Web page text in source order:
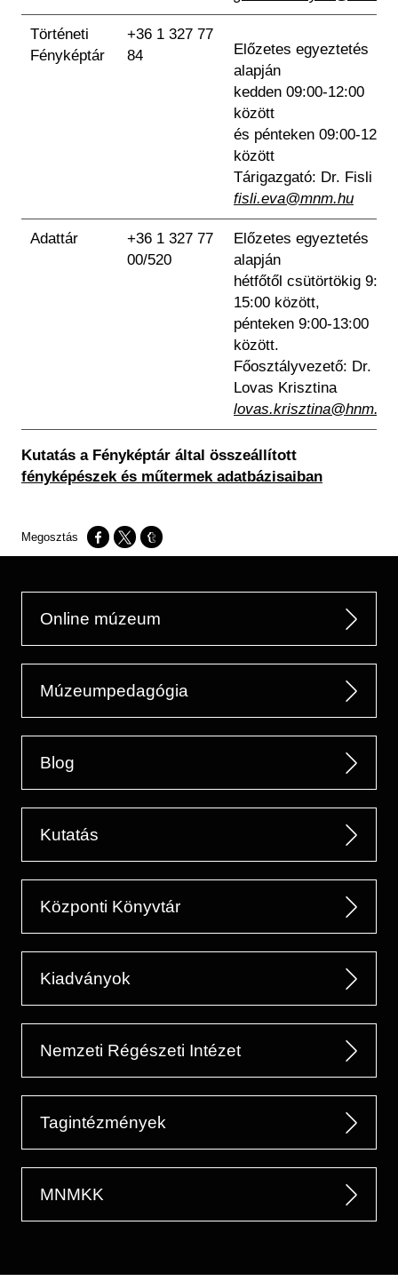
Történeti
Fényképtár
+36 1 327 77
84
Előzetes egyeztetés
alapján
kedden 09:00-12:00
között
és pénteken 09:00-12:00
között
Tárigazgató: Dr. Fisli
fisli.eva@mnm.hu
Adattár
+36 1 327 77
00/520
Előzetes egyeztetés
alapján
hétfőtől csütörtökig 9:00-
15:00 között,
pénteken 9:00-13:00
között.
Főosztályvezető: Dr. M.
Lovas Krisztina
lovas.krisztina@hnm.hu
Kutatás a Fényképtár által összeállított
fényképészek és műtermek adatbázisaiban
Opens in a new window
Opens in a new window
Opens in a new window
Online múzeum
Múzeumpedagógia
Blog
Kutatás
Központi Könyvtár
Kiadványok
Nemzeti Régészeti Intézet
Tagintézmények
MNMKK